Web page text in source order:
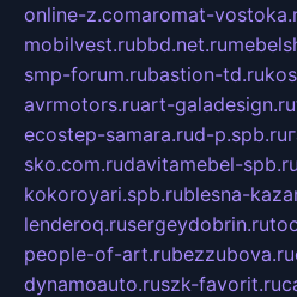
online-z.comaromat-
mobilvest.rubbd.net.ru
smp-forum.rubastion-td.ru
avrmotors.ruart-galadesign.ru
ecostep-samara.rud-p.spb.ru
sko.com.rudavitamebel-spb.ru
kokoroyari.spb.rublesna-
lenderoq.rusergeydobrin.ru
people-of-art.rubezzubova.ru
dynamoauto.ruszk-favorit.ru